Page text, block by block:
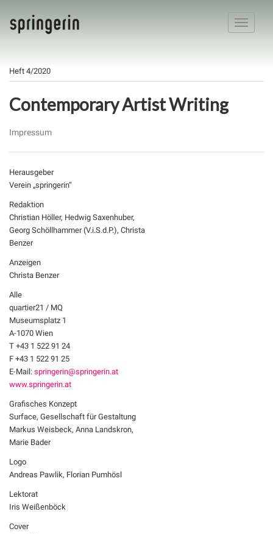
Toggle
Heft 4/2020
Contemporary Artist Writing
Impressum
Herausgeber
Verein „springerin“
Redaktion
Christian Höller, Hedwig Saxenhuber,
Georg Schöllhammer (V.i.S.d.P.), Christa
Benzer
Anzeigen
Christa Benzer
Alle
quartier21 / MQ
Museumsplatz 1
A-1070 Wien
T +43 1 522 91 24
F +43 1 522 91 25
E-Mail: springerin@springerin.at
www.springerin.at
Grafisches Konzept
Surface, Gesellschaft für Gestaltung
Markus Weisbeck, Anna Landskron,
Marie Bader
Logo
Andreas Pawlik, Florian Pumhösl
Lektorat
Iris Weißenböck
Cover